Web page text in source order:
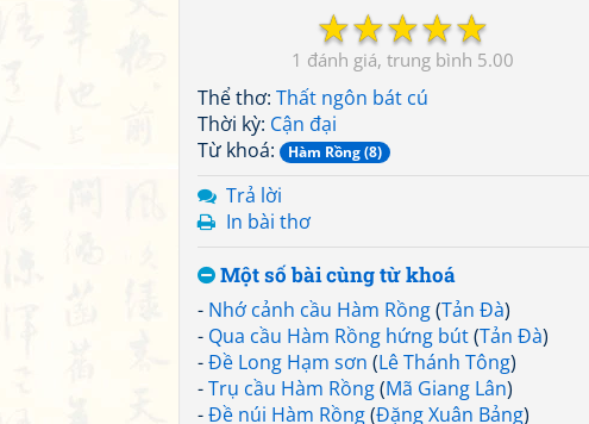
☆
☆
☆
☆
☆
1 5.00
Thể thơ: Thất ngôn bát cú
Thời kỳ: Cận đại
Từ khoá:
Hàm Rồng (8)
Trả lời
In bài thơ
Một số bài cùng từ khoá
- Nhớ cảnh cầu Hàm Rồng(Tản Đà)
- Qua cầu Hàm Rồng hứng bút(Tản Đà)
-Đề Long Hạm sơn (Lê Thánh Tông)
-Trụ cầu Hàm Rồng(Mã Giang Lân)
-Đề núi Hàm Rồng(Đặng Xuân Bảng)